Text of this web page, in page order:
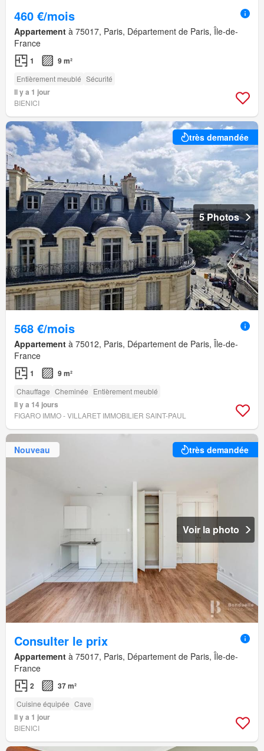
460 €/mois
Appartement à 75017, Paris, Département de Paris, Île-de-
France
1 9 m²
Entièrement meublé Sécurité
Il y a 1 jour
BIENICI
très demandée
5 Photos
568 €/mois
Appartement à 75012, Paris, Département de Paris, Île-de-
France
1 9 m²
Chauffage Cheminée Entièrement meublé
Il y a 14 jours
FIGARO IMMO - VILLARET IMMOBILIER SAINT-PAUL
Nouveau très demandée
Voir la photo
Consulter le prix
Appartement à 75017, Paris, Département de Paris, Île-de-
France
2 37 m²
Cuisine équipée Cave
Il y a 1 jour
BIENICI